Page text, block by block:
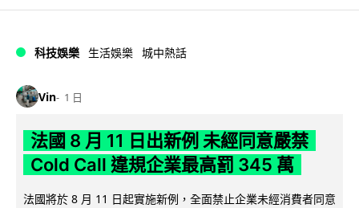
科技娛樂 生活娛樂 城中熱話
Vin 1 日
法國 8 月 11 日出新例 未經同意嚴禁
Cold Call 違規企業最高罰 345 萬
法國將於 8 月 11 日起實施新例，全面禁止企業未經消費者同意